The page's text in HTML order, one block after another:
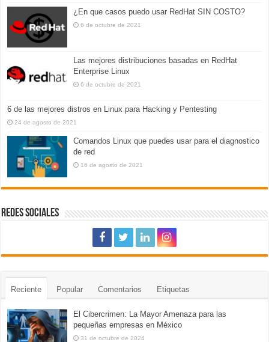
¿En que casos puedo usar RedHat SIN COSTO?
6 de octubre de 2021
Las mejores distribuciones basadas en RedHat
Enterprise Linux
6 de octubre de 2021
6 de las mejores distros en Linux para Hacking y Pentesting
24 de agosto de 2021
Comandos Linux que puedes usar para el diagnostico
de red
16 de agosto de 2021
REDES SOCIALES
Reciente Popular Comentarios Etiquetas
El Cibercrimen: La Mayor Amenaza para las
pequeñas empresas en México
31 de octubre de 2024